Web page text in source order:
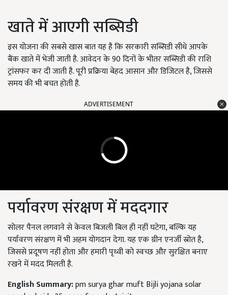
खाते में आएगी सब्सिडी
इस योजना की सबसे खास बात यह है कि सरकारी सब्सिडी सीधे आपके
बैंक खाते में भेजी जाती है. आवेदन के 90 दिनों के भीतर सब्सिडी की राशि
ट्रांसफर कर दी जाती है. पूरी प्रक्रिया बेहद आसान और डिजिटल है, जिससे
समय की भी बचत होती है.
ADVERTISEMENT
पर्यावरण संरक्षण में मददगार
सोलर पैनल लगवाने से केवल बिजली बिल ही नहीं घटेगा, बल्कि यह
पर्यावरण संरक्षण में भी अहम योगदान देगा. यह एक ग्रीन एनर्जी स्रोत है,
जिससे प्रदूषण नहीं होता और हमारी पृथ्वी को स्वच्छ और सुरक्षित बनाए
रखने में मदद मिलती है.
English Summary:pm surya ghar muft Bijli yojana solar